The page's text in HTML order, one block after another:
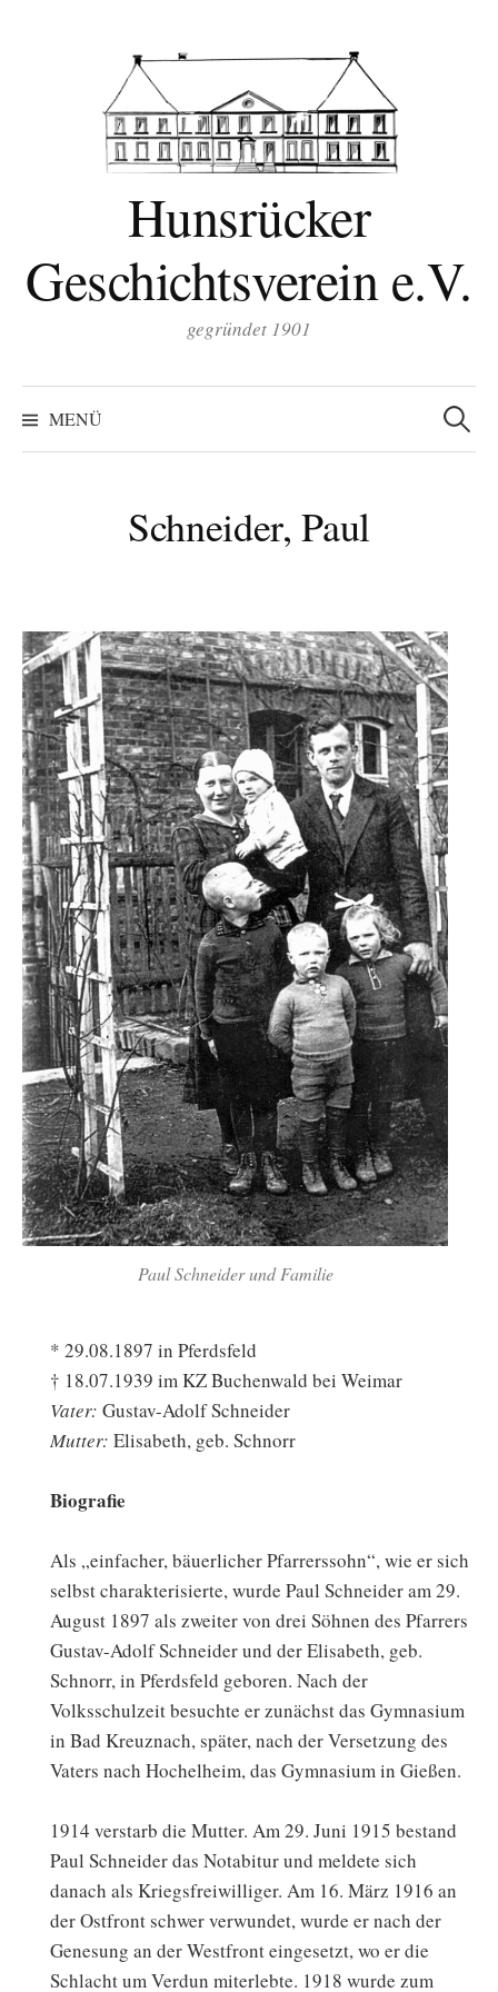
Hunsrücker
Geschichtsverein e.V.
gegründet 1901
MENÜ
Suchen
nach:
Schneider, Paul
Paul Schneider und Familie
* 29.08.1897 in Pferdsfeld
† 18.07.1939 im KZ Buchenwald bei Weimar
Vater: Gustav-Adolf Schneider
Mutter: Elisabeth, geb. Schnorr
Biografie
Als „einfacher, bäuerlicher Pfarrerssohn“, wie er sich
selbst charakterisierte, wurde Paul Schneider am 29.
August 1897 als zweiter von drei Söhnen des Pfarrers
Gustav-Adolf Schneider und der Elisabeth, geb.
Schnorr, in Pferdsfeld geboren. Nach der
Volksschulzeit besuchte er zunächst das Gymnasium
in Bad Kreuznach, später, nach der Versetzung des
Vaters nach Hochelheim, das Gymnasium in Gießen.
1914 verstarb die Mutter. Am 29. Juni 1915 bestand
Paul Schneider das Notabitur und meldete sich
danach als Kriegsfreiwilliger. Am 16. März 1916 an
der Ostfront schwer verwundet, wurde er nach der
Genesung an der Westfront eingesetzt, wo er die
Schlacht um Verdun miterlebte. 1918 wurde zum